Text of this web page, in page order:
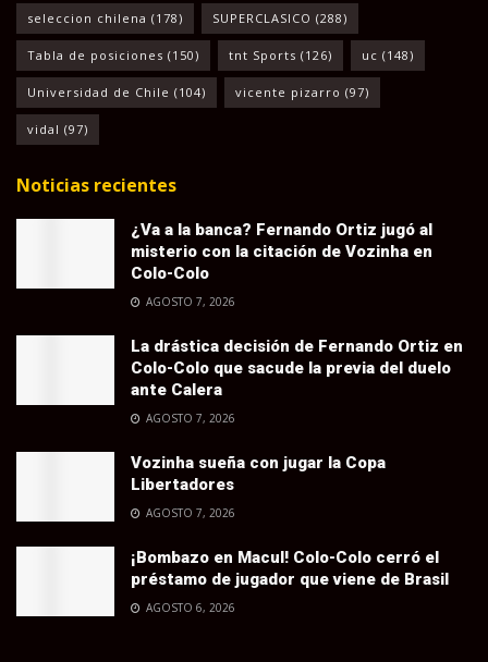
seleccion chilena (178) SUPERCLASICO (288)
Tabla de posiciones (150) tnt Sports (126) uc (148)
Universidad de Chile (104) vicente pizarro (97)
vidal (97)
Noticias recientes
¿Va a la banca? Fernando Ortiz jugó al
misterio con la citación de Vozinha en
Colo-Colo
AGOSTO 7, 2026
La drástica decisión de Fernando Ortiz en
Colo-Colo que sacude la previa del duelo
ante Calera
AGOSTO 7, 2026
Vozinha sueña con jugar la Copa
Libertadores
AGOSTO 7, 2026
¡Bombazo en Macul! Colo-Colo cerró el
préstamo de jugador que viene de Brasil
AGOSTO 6, 2026